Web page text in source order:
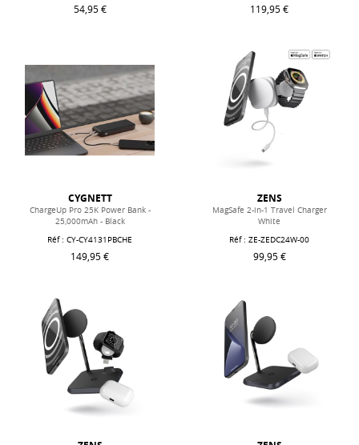
54,95 € 119,95 €
CYGNETT
ChargeUp Pro 25K Power Bank -
25,000mAh - Black
Réf : CY-CY4131PBCHE
149,95 €
ZENS
MagSafe 2-in-1 Travel Charger
White
Réf : ZE-ZEDC24W-00
99,95 €